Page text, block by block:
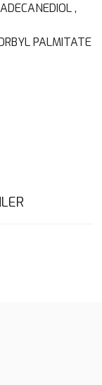
,
PALMITATE
ve diğer
kullanarak